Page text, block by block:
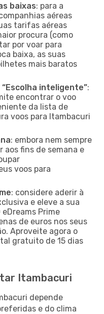
baixas: para a
aéreas
tarifas aéreas
procura (como
por voar para
baixa, as suas
mais baratos
inteligente”:
encontrar o voo
da lista de
voos para Itambacuri
: embora nem sempre
aos fins de semana e
voos para
: considere aderir à
e eleve a sua
Prime
de euros nos seus
Aproveite agora o
gratuito de 15 dias
Itambacuri
depende
e do clima